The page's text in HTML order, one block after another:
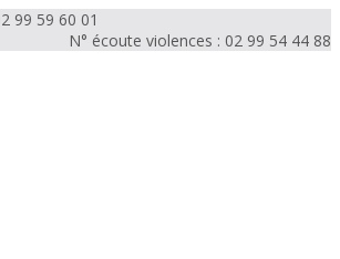
99 59 60 01
N° écoute violences : 02 99 54 44 88